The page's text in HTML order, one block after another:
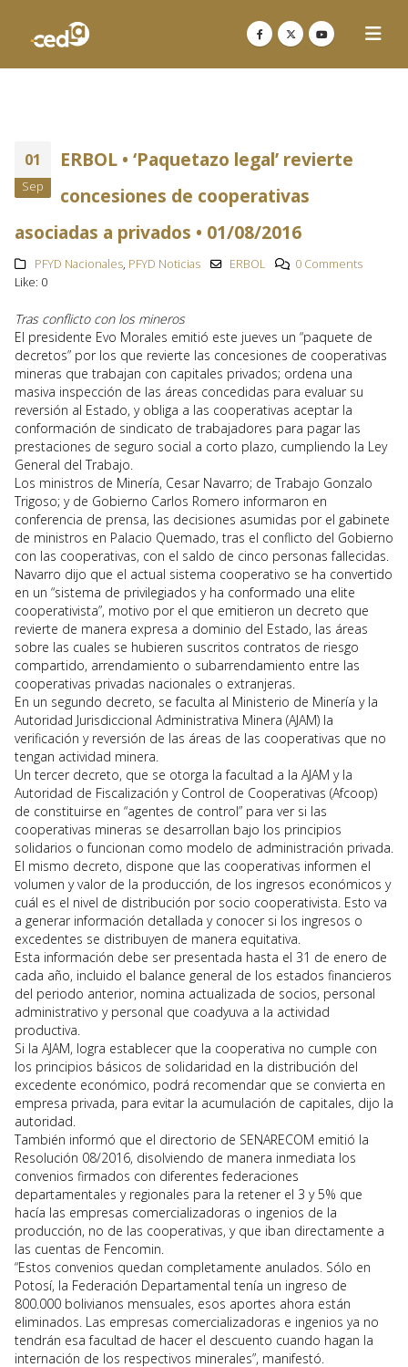
01
Sep
ERBOL • ‘Paquetazo legal’ revierte
concesiones de cooperativas
asociadas a privados • 01/08/2016
PFYD Nacionales, PFYD Noticias ERBOL
0 Comments
Like: 0
Tras conflicto con los mineros
El presidente Evo Morales emitió este jueves un “paquete de
decretos” por los que revierte las concesiones de cooperativas
mineras que trabajan con capitales privados; ordena una
masiva inspección de las áreas concedidas para evaluar su
reversión al Estado, y obliga a las cooperativas aceptar la
conformación de sindicato de trabajadores para pagar las
prestaciones de seguro social a corto plazo, cumpliendo la Ley
General del Trabajo.
Los ministros de Minería, Cesar Navarro; de Trabajo Gonzalo
Trigoso; y de Gobierno Carlos Romero informaron en
conferencia de prensa, las decisiones asumidas por el gabinete
de ministros en Palacio Quemado, tras el conflicto del Gobierno
con las cooperativas, con el saldo de cinco personas fallecidas.
Navarro dijo que el actual sistema cooperativo se ha convertido
en un “sistema de privilegiados y ha conformado una elite
cooperativista”, motivo por el que emitieron un decreto que
revierte de manera expresa a dominio del Estado, las áreas
sobre las cuales se hubieren suscritos contratos de riesgo
compartido, arrendamiento o subarrendamiento entre las
cooperativas privadas nacionales o extranjeras.
En un segundo decreto, se faculta al Ministerio de Minería y la
Autoridad Jurisdiccional Administrativa Minera (AJAM) la
verificación y reversión de las áreas de las cooperativas que no
tengan actividad minera.
Un tercer decreto, que se otorga la facultad a la AJAM y la
Autoridad de Fiscalización y Control de Cooperativas (Afcoop)
de constituirse en “agentes de control” para ver si las
cooperativas mineras se desarrollan bajo los principios
solidarios o funcionan como modelo de administración privada.
El mismo decreto, dispone que las cooperativas informen el
volumen y valor de la producción, de los ingresos económicos y
cuál es el nivel de distribución por socio cooperativista. Esto va
a generar información detallada y conocer si los ingresos o
excedentes se distribuyen de manera equitativa.
Esta información debe ser presentada hasta el 31 de enero de
cada año, incluido el balance general de los estados financieros
del periodo anterior, nomina actualizada de socios, personal
administrativo y personal que coadyuva a la actividad
productiva.
Si la AJAM, logra establecer que la cooperativa no cumple con
los principios básicos de solidaridad en la distribución del
excedente económico, podrá recomendar que se convierta en
empresa privada, para evitar la acumulación de capitales, dijo la
autoridad.
También informó que el directorio de SENARECOM emitió la
Resolución 08/2016, disolviendo de manera inmediata los
convenios firmados con diferentes federaciones
departamentales y regionales para la retener el 3 y 5% que
hacía las empresas comercializadoras o ingenios de la
producción, no de las cooperativas, y que iban directamente a
las cuentas de Fencomin.
“Estos convenios quedan completamente anulados. Sólo en
Potosí, la Federación Departamental tenía un ingreso de
800.000 bolivianos mensuales, esos aportes ahora están
eliminados. Las empresas comercializadoras e ingenios ya no
tendrán esa facultad de hacer el descuento cuando hagan la
internación de los respectivos minerales”, manifestó.